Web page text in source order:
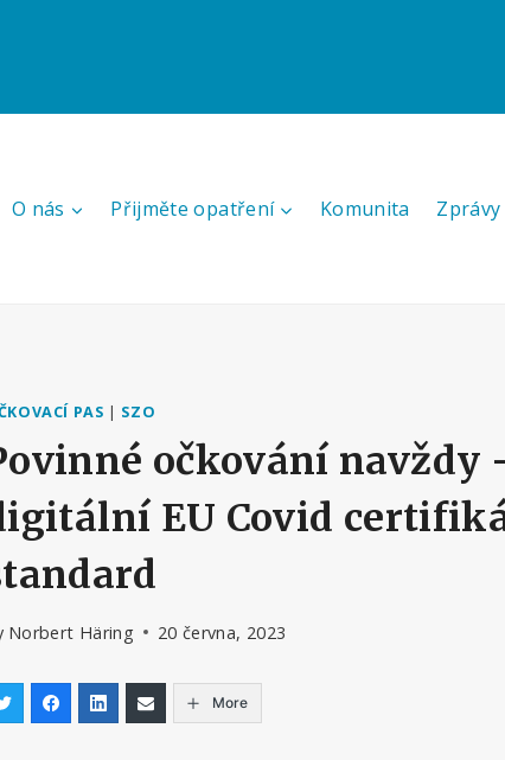
O nás Přijměte opatření Komunita Zprávy
PAS | SZO
očkování navždy
EU Covid
Norbert Häring 20 června, 2023
More